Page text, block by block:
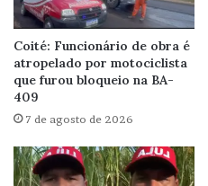
Coité: Funcionário de obra é
atropelado por motociclista
que furou bloqueio na BA-
409
7 de agosto de 2026